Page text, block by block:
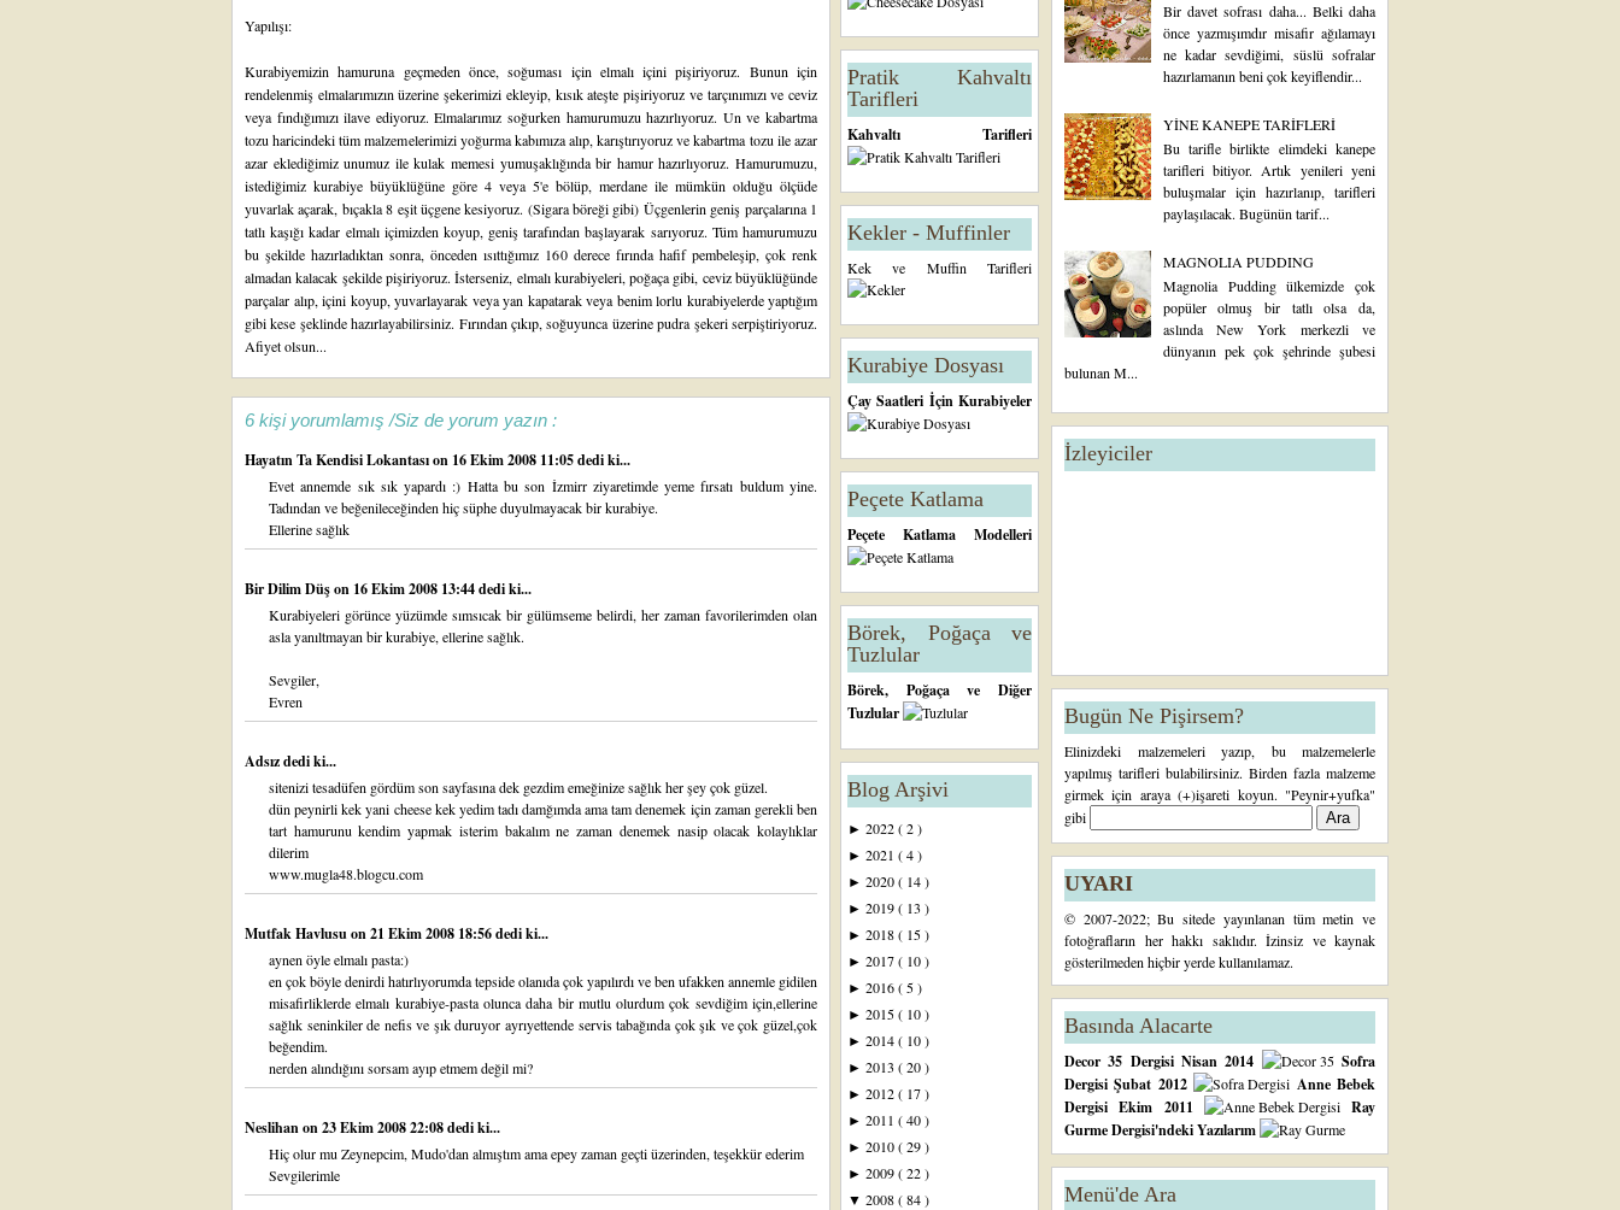
Yapılışı:
Kurabiyemizin hamuruna geçmeden önce, soğuması için elmalı içini pişiriyoruz. Bunun için
rendelenmiş elmalarımızın üzerine şekerimizi ekleyip, kısık ateşte pişiriyoruz ve tarçınımızı ve ceviz
veya fındığımızı ilave ediyoruz. Elmalarımız soğurken hamurumuzu hazırlıyoruz. Un ve kabartma
tozu haricindeki tüm malzemelerimizi yoğurma kabımıza alıp, karıştırıyoruz ve kabartma tozu ile azar
azar eklediğimiz unumuz ile kulak memesi yumuşaklığında bir hamur hazırlıyoruz. Hamurumuzu,
istediğimiz kurabiye büyüklüğüne göre 4 veya 5'e bölüp, merdane ile mümkün olduğu ölçüde
yuvarlak açarak, bıçakla 8 eşit üçgene kesiyoruz. (Sigara böreği gibi) Üçgenlerin geniş parçalarına 1
tatlı kaşığı kadar elmalı içimizden koyup, geniş tarafından başlayarak sarıyoruz. Tüm hamurumuzu
bu şekilde hazırladıktan sonra, önceden ısıttığımız 160 derece fırında hafif pembeleşip, çok renk
almadan kalacak şekilde pişiriyoruz. İsterseniz, elmalı kurabiyeleri, poğaça gibi, ceviz büyüklüğünde
parçalar alıp, içini koyup, yuvarlayarak veya yan kapatarak veya benimlorlu kurabiyelerde yaptığım
gibi kese şeklindehazırlayabilirsiniz. Fırından çıkıp, soğuyunca üzerine pudra şekeri serpiştiriyoruz.
Afiyet olsun...
6 kişi yorumlamış /Siz de yorum yazın :
Hayatın Ta Kendisi Lokantasıon 16 Ekim 2008 11:05 dedi ki...
Evet annemde sık sık yapardı :) Hatta bu son İzmirr ziyaretimde yeme fırsatı buldum yine.
Tadından ve beğenileceğinden hiç süphe duyulmayacak bir kurabiye.
Ellerine sağlık
Bir Dilim Düşon 16 Ekim 2008 13:44 dedi ki...
Kurabiyeleri görünce yüzümde sımsıcak bir gülümseme belirdi, her zaman favorilerimden olan
asla yanıltmayan bir kurabiye, ellerine sağlık.
Sevgiler,
Evren
Adsız dedi ki...
sitenizi tesadüfen gördüm son sayfasına dek gezdim emeğinize sağlık her şey çok güzel.
dün peynirli kek yani cheese kek yedim tadı damğımda ama tam denemek için zaman gerekli ben
tart hamurunu kendim yapmak isterim bakalım ne zaman denemek nasip olacak kolaylıklar
dilerim
www.mugla48.blogcu.com
Mutfak Havlusuon 21 Ekim 2008 18:56 dedi ki...
aynen öyle elmalı pasta:)
en çok böyle denirdi hatırlıyorumda tepside olanıda çok yapılırdı ve ben ufakken annemle gidilen
misafirliklerde elmalı kurabiye-pasta olunca daha bir mutlu olurdum çok sevdiğim için,ellerine
sağlık seninkiler de nefis ve şık duruyor ayrıyettende servis tabağında çok şık ve çok güzel,çok
beğendim.
nerden alındığını sorsam ayıp etmem değil mi?
Neslihanon 23 Ekim 2008 22:08 dedi ki...
Hiç olur mu Zeynepcim, Mudo'dan almıştım ama epey zaman geçti üzerinden, teşekkür ederim
Sevgilerimle
Pratik Kahvaltı
Tarifleri
Kahvaltı Tarifleri
Kekler - Muffinler
Kek ve Muffin Tarifleri
Kurabiye Dosyası
Çay Saatleri İçin Kurabiyeler
Peçete Katlama
Peçete Katlama Modelleri
Börek, Poğaça ve
Tuzlular
Börek, Poğaça ve Diğer
Tuzlular
Blog Arşivi
► 2022( 2 )
► 2021 ( 4 )
► 2020( 14 )
► 2019( 13 )
► 2018( 15 )
► 2017( 10 )
► 2016( 5 )
► 2015( 10 )
► 2014( 10 )
► 2013 ( 20 )
► 2012( 17 )
► 2011 ( 40 )
► 2010( 29 )
► 2009( 22 )
▼ 2008( 84 )
Bir davet sofrası daha... Belki daha
önce yazmışımdır misafir ağılamayı
ne kadar sevdiğimi, süslü sofralar
hazırlamanın beni çok keyiflendir...
YİNE KANEPE TARİFLERİ
Bu tarifle birlikte elimdeki kanepe
tarifleri bitiyor. Artık yenileri yeni
buluşmalar için hazırlanıp, tarifleri
paylaşılacak. Bugünün tarif...
MAGNOLIA PUDDING
Magnolia Pudding ülkemizde çok
popüler olmuş bir tatlı olsa da,
aslında New York merkezli ve
dünyanın pek çok şehrinde şubesi
bulunan M...
İzleyiciler
Bugün Ne Pişirsem?
Elinizdeki malzemeleri yazıp, bu malzemelerle
yapılmış tarifleri bulabilirsiniz. Birden fazla malzeme
girmek için araya (+)işareti koyun. "Peynir+yufka"
gibi
UYARI
© 2007-2022; Bu sitede yayınlanan tüm metin ve
fotoğrafların her hakkı saklıdır. İzinsiz ve kaynak
gösterilmeden hiçbir yerde kullanılamaz.
Basında Alacarte
Decor 35 Dergisi Nisan 2014
Sofra
Dergisi Şubat 2012
Anne Bebek
Dergisi Ekim 2011
Ray
Gurme Dergisi'ndeki Yazılarım
Menü'de Ara